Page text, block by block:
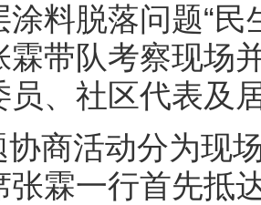
料脱落问题“
霖带队考察现场
员、社区代表及
商活动分为现
张霖一行首先抵